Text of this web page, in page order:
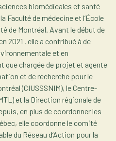
biomédicales et santé
Faculté de médecine et l’École
de Montréal. Avant le début de
2021 , elle a contribué à de
et en
que chargée de projet et agente
et de recherche pour le
(CIUSSSNIM), le Centre-
et la Direction régionale de
en plus de coordonner les
elle coordonne le comité
du Réseau d’Action pour la